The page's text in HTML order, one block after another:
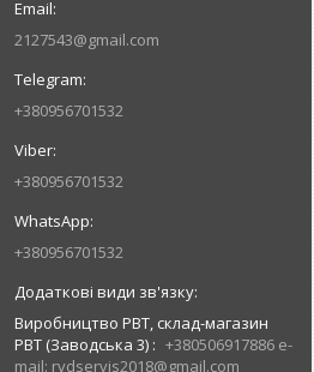
2127543@gmail.com
+380956701532
+380956701532
+380956701532
Виробництво РВТ, склад-магазин
РВТ (Заводська 3)
+380506917886 e-
mail: rvdservis2018@gmail.com